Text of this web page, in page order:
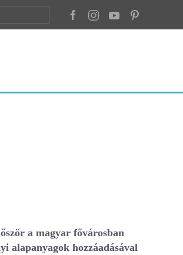
a magyar fővárosban
alapanyagok hozzáadásával